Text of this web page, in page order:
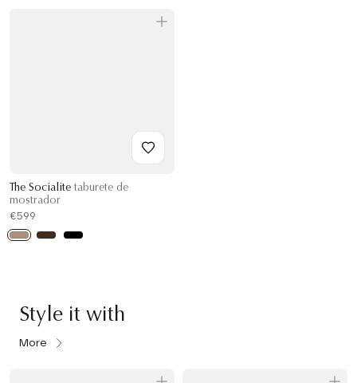
The Socialite taburete de
mostrador
€599
Style it with
More